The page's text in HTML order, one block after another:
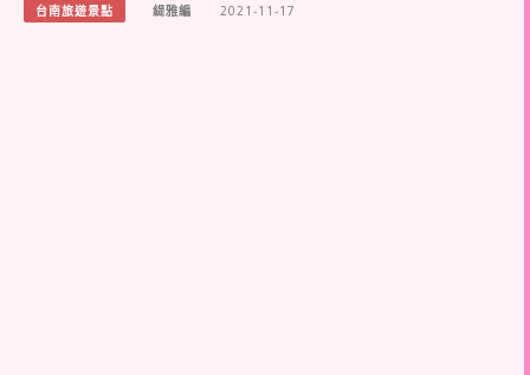
台南旅遊景點 緹雅編 2021-11-17